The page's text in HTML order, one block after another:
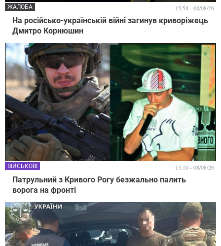
На російсько-українській війні загинув криворіжець
Дмитро Корнюшин
ЖАЛОБА 15:58 - 08/08/26
Патрульний з Кривого Рогу безжально палить
ворога на фронті
ВІЙСЬКОВІ 15:10 - 08/08/26